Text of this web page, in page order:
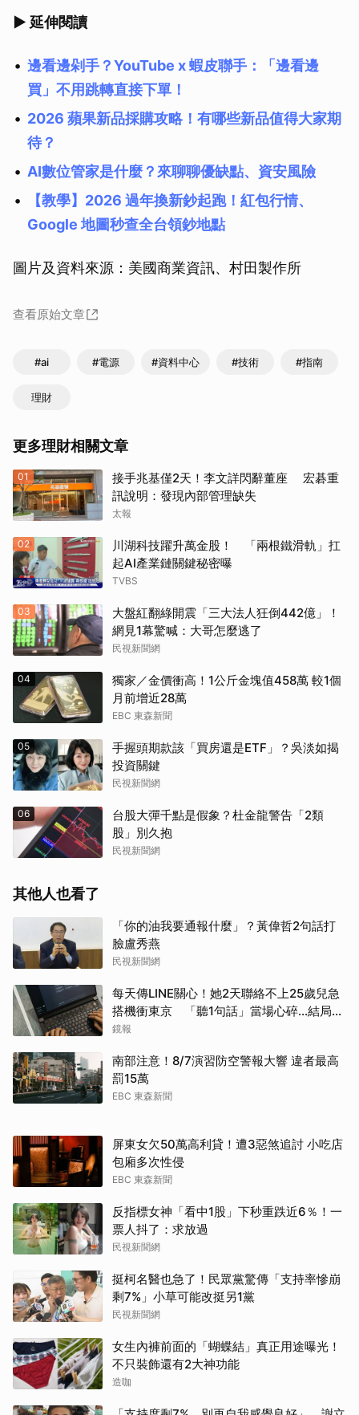
▶ 延伸閱讀
邊看邊剁手？YouTube x 蝦皮聯手：「邊看邊
買」不用跳轉直接下單！
2026 蘋果新品採購攻略！有哪些新品值得大家期
待？
AI數位管家是什麼？來聊聊優缺點、資安風險
【教學】2026 過年換新鈔起跑！紅包行情、
Google 地圖秒查全台領鈔地點
圖片及資料來源：美國商業資訊、村田製作所
查看原始文章
#ai #電源 #資料中心 #技術 #指南
理財
更多理財相關文章
01
接手兆基僅2天！李文詳閃辭董座 宏碁重
訊說明：發現內部管理缺失
太報
02
川湖科技躍升萬金股！ 「兩根鐵滑軌」扛
起AI產業鏈關鍵秘密曝
TVBS
03
大盤紅翻綠開震「三大法人狂倒442億」！
網見1幕驚喊：大哥怎麼逃了
民視新聞網
04
獨家／金價衝高！1公斤金塊值458萬 較1個
月前增近28萬
EBC 東森新聞
05
手握頭期款該「買房還是ETF」？吳淡如揭
投資關鍵
民視新聞網
06
台股大彈千點是假象？杜金龍警告「2類
股」別久抱
民視新聞網
其他人也看了
「你的油我要通報什麼」？黃偉哲2句話打
臉盧秀燕
民視新聞網
每天傳LINE關心！她2天聯絡不上25歲兒急
搭機衝東京 「聽1句話」當場心碎...結局看
哭網
鏡報
南部注意！8/7演習防空警報大響 違者最高
罰15萬
EBC 東森新聞
屏東女欠50萬高利貸！遭3惡煞追討 小吃店
包廂多次性侵
EBC 東森新聞
反指標女神「看中1股」下秒重跌近6％！一
票人抖了：求放過
民視新聞網
挺柯名醫也急了！民眾黨驚傳「支持率慘崩
剩7%」小草可能改挺另1黨
民視新聞網
女生內褲前面的「蝴蝶結」真正用途曝光！
不只裝飾還有2大神功能
造咖